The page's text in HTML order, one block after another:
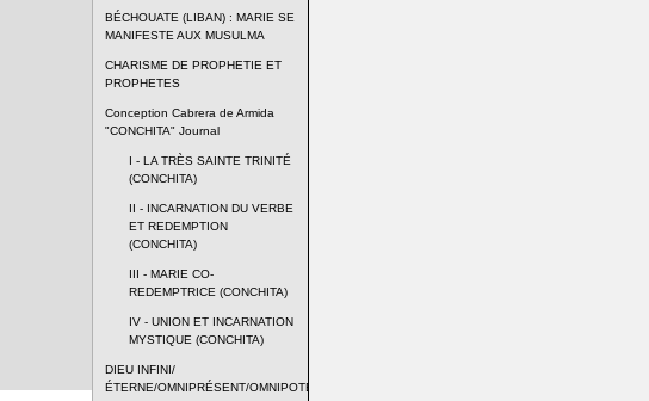
BÉCHOUATE (LIBAN) : MARIE SE
MANIFESTE AUX MUSULMA
CHARISME DE PROPHETIE ET
PROPHETES
Conception Cabrera de Armida
"CONCHITA" Journal
I - LA TRÈS SAINTE TRINITÉ
(CONCHITA)
II - INCARNATION DU VERBE
ET REDEMPTION
(CONCHITA)
III - MARIE CO-
REDEMPTRICE (CONCHITA)
IV - UNION ET INCARNATION
MYSTIQUE (CONCHITA)
DIEU INFINI/
ÉTERNE/OMNIPRÉSENT/OMNIPOTENT